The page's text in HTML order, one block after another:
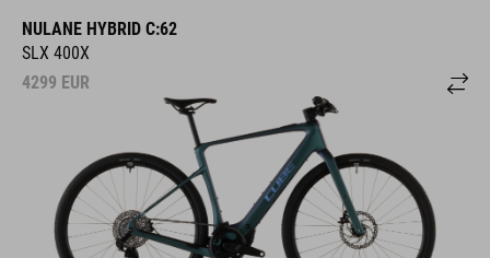
NULANE HYBRID C:62
SLX 400X
4299 EUR